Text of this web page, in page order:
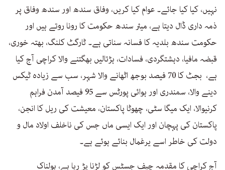
نہیں، کیا کیا جائے۔ عوام کیا کریں، وفاق سندھ اور سندھ وفاق پر
ذمہ داری ڈال دیتا ہے، میئر سندھ حکومت کا رونا روتے ہیں اور
حکومت سندھ بلدیہ کا فسانہ سناتی ہے۔ ٹارگٹ کلنگ، بھتہ خوری،
قبضہ مافیا، دہشتگردی، فسادات، ہڑتالیں بھگتنے والا کراچی آج کیا
ہے، بجٹ کا 70 فیصد بوجھ اٹھانے والا شہر، سب سے زیادہ ٹیکس
دینے والا، سمندری اور ہوائی پورٹس سے 95 فیصد آمدن فراہم
کرنیوالا، ایک میگا سٹی، چھوٹا پاکستان، معیشت کی ریل کا انجن،
پاکستان کی پہچان اور ایک ایسی ماں جس کی ناخلف اولاد مال و
دولت کی خاطر اسے یرغمال بنائے ہوئے ہے۔
آج کراچی کا مقدمہ چیف جسٹس کو لڑنا پڑ رہا ہے، ہولناک